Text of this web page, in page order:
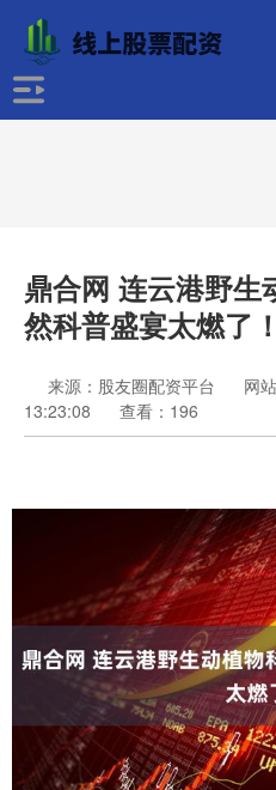
鼎合网 连云港野生
然科普盛宴太燃了！
来源：股友圈配资平台 网
13:23:08
查看：196